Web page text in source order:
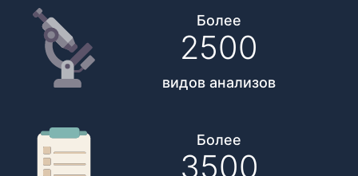
Более
2500
видов анализов
Более
3500